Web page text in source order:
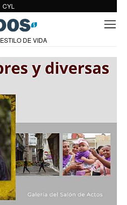
CYL
ESTILO DE VIDA